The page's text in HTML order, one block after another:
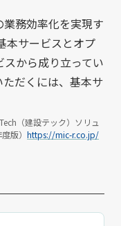
務効率化を実現す
本サービスとオプ
から成り立ってい
だくには、基本サ
（建設テック）ソリュ
版） https://mic-r.co.jp/